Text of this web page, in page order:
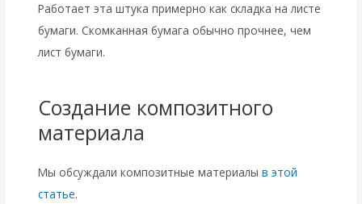
Работает эта штука примерно как складка на листе
бумаги. Скомканная бумага обычно прочнее, чем
лист бумаги.
Создание композитного
материала
Мы обсуждали композитные материалыв этой
статье.